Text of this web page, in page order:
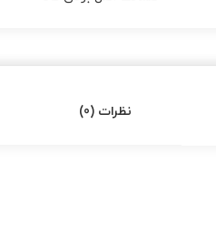
نظرات (0)